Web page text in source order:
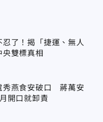
忍了！揭「捷運、無人
央雙標真相
秀燕食安破口 蔣萬安
開口就卸責